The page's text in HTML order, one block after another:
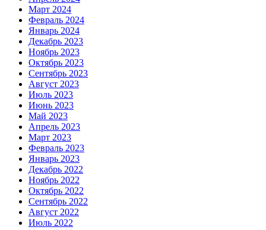
Март 2024
Февраль 2024
Январь 2024
Декабрь 2023
Ноябрь 2023
Октябрь 2023
Сентябрь 2023
Август 2023
Июль 2023
Июнь 2023
Май 2023
Апрель 2023
Март 2023
Февраль 2023
Январь 2023
Декабрь 2022
Ноябрь 2022
Октябрь 2022
Сентябрь 2022
Август 2022
Июль 2022